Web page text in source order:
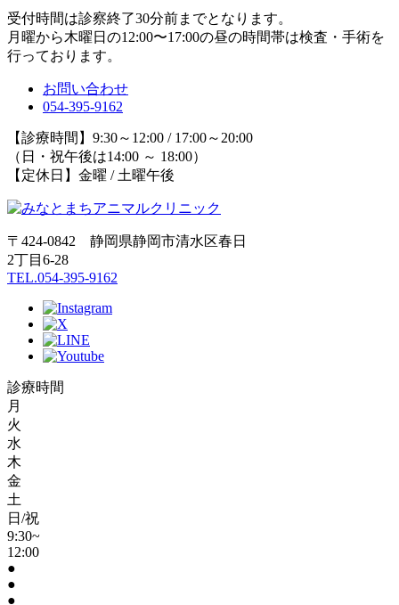
受付時間は診察終了30分前までとなります。
月曜から木曜日の12:00〜17:00の昼の時間帯は検査・手術を
行っております。
お問い合わせ
054-395-9162
【診療時間】9:30～12:00 / 17:00～20:00
（日・祝午後は14:00 ～ 18:00）
【定休日】金曜 / 土曜午後
〒424-0842 静岡県静岡市清水区春日
2丁目6-28
TEL.054-395-9162
診療時間
月
火
水
木
金
土
日/祝
9:30~
12:00
●
●
●